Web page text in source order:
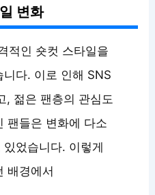
변화
적인 숏컷 스타일을
다. 이로 인해 SNS
, 젊은 팬층의 관심도
팬들은 변화에 다소
었습니다. 이렇게
배경에서